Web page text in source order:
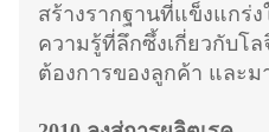
สร้างรากฐานที่แข็งแกร่
ความรู้ที่ลึกซึ้งเกี่ยวกับโ
ต้องการของลูกค้า และม